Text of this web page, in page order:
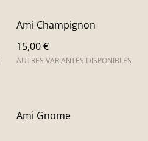
Ami Champignon
15,00 €
AUTRES VARIANTES DISPONIBLES
Ami Gnome